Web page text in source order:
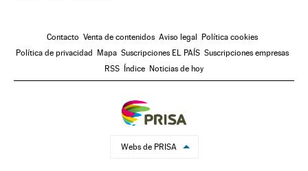
Contacto Venta de contenidos Aviso legal Política cookies
Política de privacidad Mapa Suscripciones EL PAÍS Suscripciones empresas
RSS Índice Noticias de hoy
Webs de PRISA